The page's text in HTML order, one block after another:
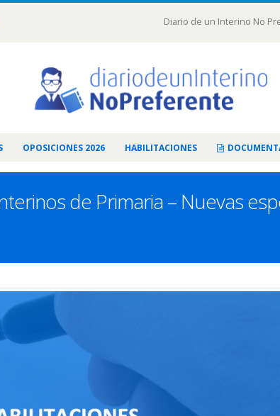
Diario de un Interino No
OPOSICIONES 2026 HABILITACIONES
de Primaria – Nuevas